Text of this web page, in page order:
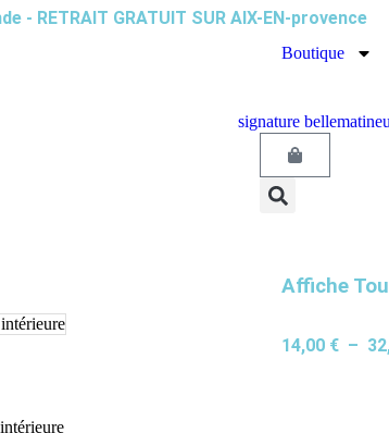
RETRAIT GRATUIT SUR AIX-EN-provence
Boutique
Affiche
14,00 € –